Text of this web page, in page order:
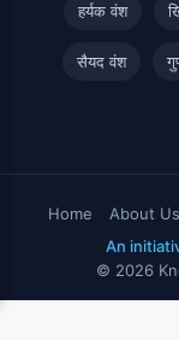
हर्यक वंश
सैयद वंश
Home About Us
An
© 2026